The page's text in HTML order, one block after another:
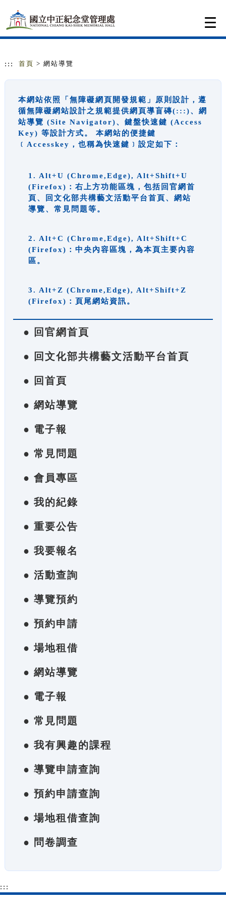
::: 首頁 > 網站導覽
本網站依照「無障礙網頁開發規範」原則設計，遵
循無障礙網站設計之規範提供網頁導盲磚(:::)、網
站導覽 (Site Navigator)、鍵盤快速鍵 (Access
Key) 等設計方式。 本網站的便捷鍵
﹝Accesskey，也稱為快速鍵﹞設定如下：
1. Alt+U (Chrome,Edge), Alt+Shift+U
(Firefox)：右上方功能區塊，包括回官網首
頁、回文化部共構藝文活動平台首頁、網站
導覽、常見問題等。
2. Alt+C (Chrome,Edge), Alt+Shift+C
(Firefox)：中央內容區塊，為本頁主要內容
區。
3. Alt+Z (Chrome,Edge), Alt+Shift+Z
(Firefox)：頁尾網站資訊。
● 回官網首頁
● 回文化部共構藝文活動平台首頁
● 回首頁
● 網站導覽
● 電子報
● 常見問題
● 會員專區
● 我的紀錄
● 重要公告
● 我要報名
● 活動查詢
● 導覽預約
● 預約申請
● 場地租借
● 網站導覽
● 電子報
● 常見問題
● 我有興趣的課程
● 導覽申請查詢
● 預約申請查詢
● 場地租借查詢
● 問卷調查
:::